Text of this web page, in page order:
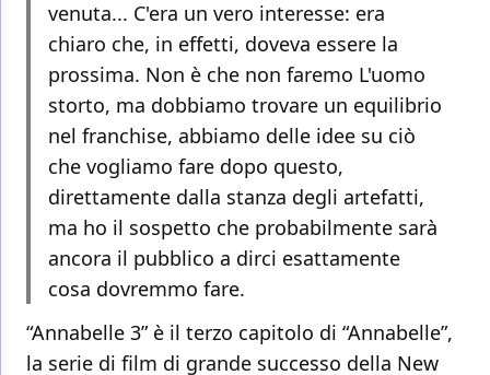
venuta... C'era un vero interesse: era
chiaro che, in effetti, doveva essere la
prossima. Non è che non faremo L'uomo
storto, ma dobbiamo trovare un equilibrio
nel franchise, abbiamo delle idee su ciò
che vogliamo fare dopo questo,
direttamente dalla stanza degli artefatti,
ma ho il sospetto che probabilmente sarà
ancora il pubblico a dirci esattamente
cosa dovremmo fare.
“Annabelle 3” è il terzo capitolo di “Annabelle”,
la serie di film di grande successo della New